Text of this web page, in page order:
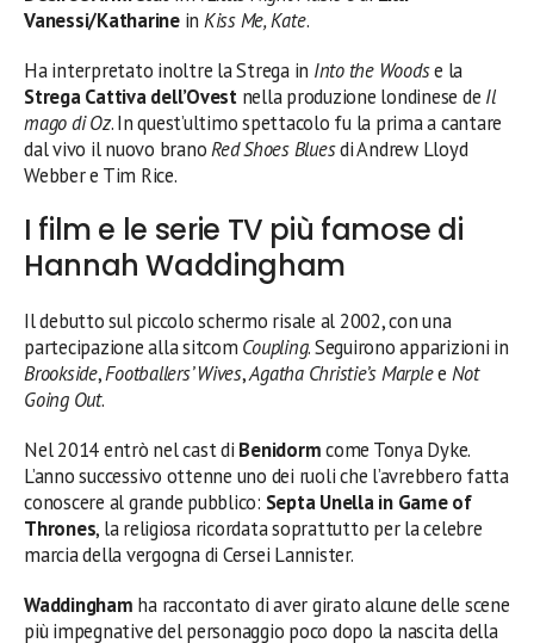
Vanessi/Katharinein Kiss Me, Kate.
Ha interpretato inoltre la Strega in Into the Woodse la
Strega Cattiva dell’Ovestnella produzione londinese de Il
mago di Oz. In quest’ultimo spettacolo fu la prima a cantare
dal vivo il nuovo branoRed Shoes Bluesdi Andrew Lloyd
Webber e Tim Rice.
I film e le serie TV più famose di
Hannah Waddingham
Il debutto sul piccolo schermo risale al 2002, con una
partecipazione alla sitcom Coupling. Seguirono apparizioni in
Brookside,Footballers’ Wives,Agatha Christie’s Marplee Not
Going Out.
Nel 2014 entrò nel cast di Benidormcome Tonya Dyke.
L’anno successivo ottenne uno dei ruoli che l’avrebbero fatta
conoscere al grande pubblico: Septa Unella in Game of
Thrones, la religiosa ricordata soprattutto per la celebre
marcia della vergogna di Cersei Lannister.
Waddingham ha raccontato di aver girato alcune delle scene
più impegnative del personaggio poco dopo la nascita della